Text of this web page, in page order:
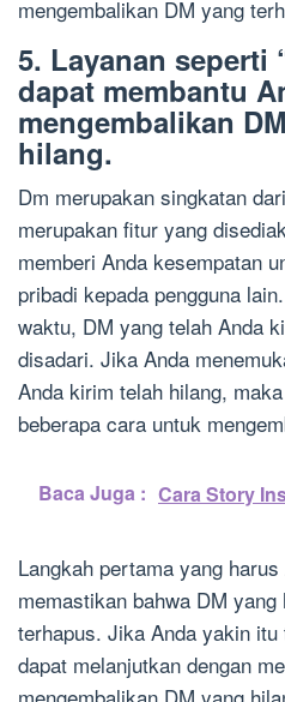
mengembalikan DM yang
5. Layanan seperti
dapat membantu
mengembalikan
hilang.
Dm merupakan singkatan
merupakan fitur yang
memberi Anda kesempatan
pribadi kepada pengguna
waktu, DM yang telah Anda
disadari. Jika Anda
Anda kirim telah hilang,
beberapa cara untuk
Baca Juga : Cara Story
Langkah pertama yang
memastikan bahwa DM
terhapus. Jika Anda yakin
dapat melanjutkan dengan